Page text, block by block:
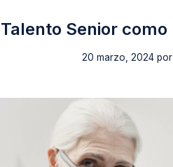
Talento Senior
20 marzo, 2024 por